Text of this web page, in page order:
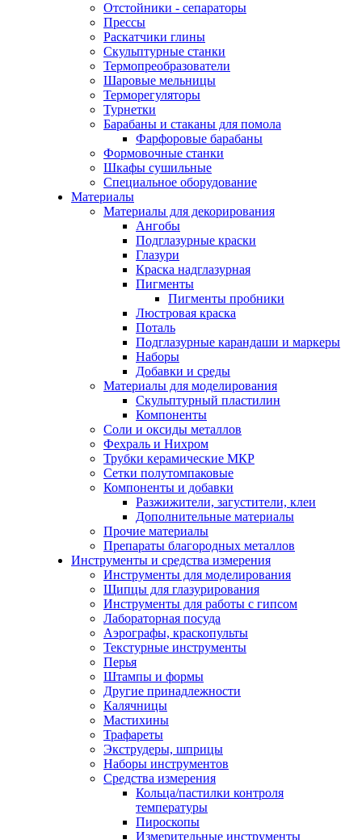
Отстойники - сепараторы
Прессы
Раскатчики глины
Скульптурные станки
Термопреобразователи
Шаровые мельницы
Терморегуляторы
Турнетки
Барабаны и стаканы для помола
Фарфоровые барабаны
Формовочные станки
Шкафы сушильные
Специальное оборудование
Материалы
Материалы для декорирования
Ангобы
Подглазурные краски
Глазури
Краска надглазурная
Пигменты
Пигменты пробники
Люстровая краска
Поталь
Подглазурные карандаши и маркеры
Наборы
Добавки и среды
Материалы для моделирования
Скульптурный пластилин
Компоненты
Соли и оксиды металлов
Фехраль и Нихром
Трубки керамические МКР
Сетки полутомпаковые
Компоненты и добавки
Разжижители, загустители, клеи
Дополнительные материалы
Прочие материалы
Препараты благородных металлов
Инструменты и средства измерения
Инструменты для моделирования
Щипцы для глазурирования
Инструменты для работы с гипсом
Лабораторная посуда
Аэрографы, краскопульты
Текстурные инструменты
Перья
Штампы и формы
Другие принадлежности
Калячницы
Мастихины
Трафареты
Экструдеры, шприцы
Наборы инструментов
Средства измерения
Кольца/пастилки контроля
температуры
Пироскопы
Измерительные инструменты